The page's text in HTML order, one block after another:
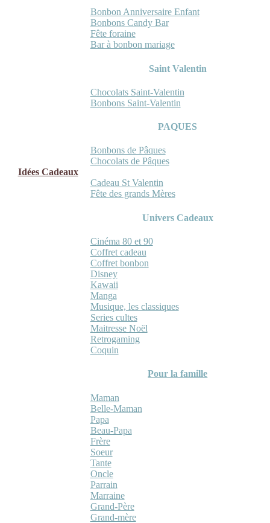
Bonbon Anniversaire Enfant
Bonbons Candy Bar
Fête foraine
Bar à bonbon mariage
Saint Valentin
Chocolats Saint-Valentin
Bonbons Saint-Valentin
PAQUES
Bonbons de Pâques
Chocolats de Pâques
Idées Cadeaux
Cadeau St Valentin
Fête des grands Mères
Univers Cadeaux
Cinéma 80 et 90
Coffret cadeau
Coffret bonbon
Disney
Kawaii
Manga
Musique, les classiques
Series cultes
Maitresse Noël
Retrogaming
Coquin
Pour la famille
Maman
Belle-Maman
Papa
Beau-Papa
Frère
Soeur
Tante
Oncle
Parrain
Marraine
Grand-Père
Grand-mère